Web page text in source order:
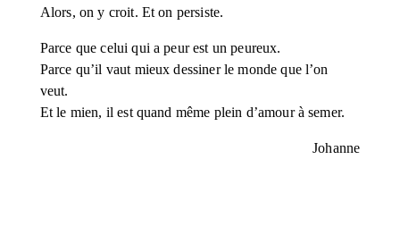
Alors, on y croit. Et on persiste.
Parce que celui qui a peur est un peureux.
Parce qu’il vaut mieux dessiner le monde que l’on
veut.
Et le mien, il est quand même plein d’amour à semer.
Johanne